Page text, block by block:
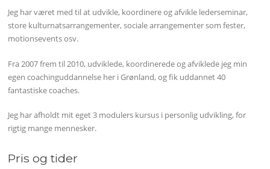
Jeg har været med til at udvikle, koordinere og afvikle lederseminar,
store kulturnatsarrangementer, sociale arrangementer som fester,
motionsevents osv.
Fra 2007 frem til 2010, udviklede, koordinerede og afviklede jeg min
egen coachinguddannelse her i Grønland, og fik uddannet 40
fantastiske coaches.
Jeg har afholdt mit eget 3 modulers kursus i personlig udvikling, for
rigtig mange mennesker.
Pris og tider